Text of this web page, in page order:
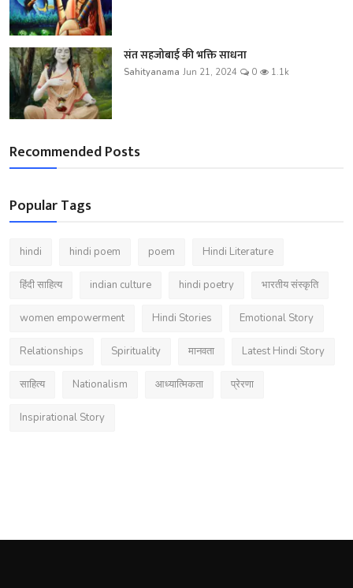
संत सहजोबाई की भक्ति साधना
Sahityanama Jun 21, 2024 0 1.1k
Recommended Posts
Popular Tags
hindi hindi poem poem Hindi Literature
हिंदी साहित्य indian culture hindi poetry भारतीय संस्कृति
women empowerment Hindi Stories Emotional Story
Relationships Spirituality मानवता Latest Hindi Story
साहित्य Nationalism आध्यात्मिकता प्रेरणा
Inspirational Story